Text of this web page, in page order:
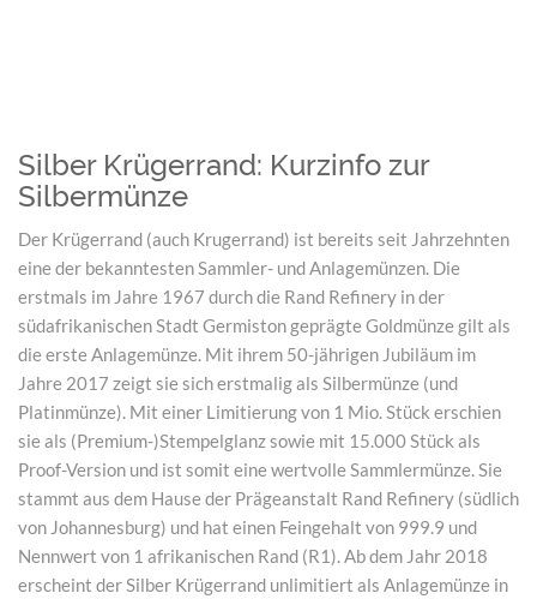
Silber Krügerrand: Kurzinfo zur
Silbermünze
Der Krügerrand (auch Krugerrand) ist bereits seit Jahrzehnten
eine der bekanntesten Sammler- und Anlagemünzen. Die
erstmals im Jahre 1967 durch die Rand Refinery in der
südafrikanischen Stadt Germiston geprägte Goldmünze gilt als
die erste Anlagemünze. Mit ihrem 50-jährigen Jubiläum im
Jahre 2017 zeigt sie sich erstmalig als Silbermünze (und
Platinmünze). Mit einer Limitierung von 1 Mio. Stück erschien
sie als (Premium-)Stempelglanz sowie mit 15.000 Stück als
Proof-Version und ist somit eine wertvolle Sammlermünze. Sie
stammt aus dem Hause der Prägeanstalt Rand Refinery (südlich
von Johannesburg) und hat einen Feingehalt von 999.9 und
Nennwert von 1 afrikanischen Rand (R1). Ab dem Jahr 2018
erscheint der Silber Krügerrand unlimitiert als Anlagemünze in